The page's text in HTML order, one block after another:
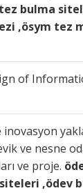
bulma
,ösym tez
of
ve nesne
ve proje.
,ödev